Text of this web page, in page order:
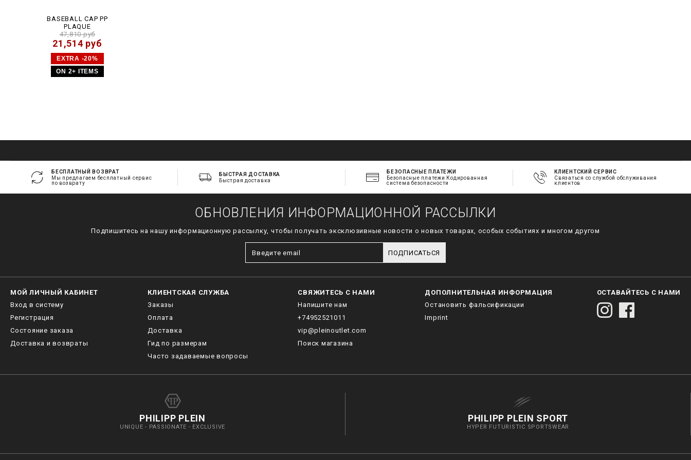
BASEBALL CAP PP
PLAQUE
47,810 руб
21,514 руб
EXTRA -20%
ON 2+ ITEMS
БЕСПЛАТНЫЙ ВОЗВРАТ
Мы предлагаем бесплатный сервис
по возврату
БЫСТРАЯ ДОСТАВКА
Быстрая доставка
БЕЗОПАСНЫЕ ПЛАТЕЖИ
Безопасные платежи Кодированная
система безопасности
КЛИЕНТСКИЙ СЕРВИС
Связаться со службой обслуживания
клиентов
ОБНОВЛЕНИЯ ИНФОРМАЦИОННОЙ РАССЫЛКИ
Подпишитесь на нашу информационную рассылку, чтобы получать эксклюзивные новости о новых товарах, особых событиях и многом другом
ПОДПИСАТЬСЯ
МОЙ ЛИЧНЫЙ КАБИНЕТ
Вход в систему
Регистрация
Состояние заказа
Доставка и возвраты
КЛИЕНТСКАЯ СЛУЖБА
Заказы
Оплата
Доставка
Гид по размерам
Часто задаваемые вопросы
СВЯЖИТЕСЬ С НАМИ
Напишите нам
+74952521011
vip@pleinoutlet.com
Поиск магазина
ДОПОЛНИТЕЛЬНАЯ ИНФОРМАЦИЯ
Остановить фальсификации
Imprint
ОСТАВАЙТЕСЬ С НАМИ
PHILIPP PLEIN
UNIQUE - PASSIONATE - EXCLUSIVE
PHILIPP PLEIN SPORT
HYPER FUTURISTIC SPORTSWEAR